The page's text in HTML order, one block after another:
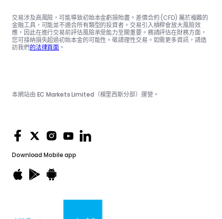
交易涉及高風險，可能導致初始本金虧損殆盡。差價合約 (CFD) 屬於複雜的
金融工具，可能並不適合所有類型的投資者。交易引入槓桿會放大風險效
應，因此在進行交易前評估風險承受能力至關重要。務請評估在財務方面，
您可接納損失超過初始本金的可能性。敬請理性交易。如需更多資訊，請造
訪我們的法律頁面 。
Download Mobile app
本網站由 EC Markets Limited（模里西斯分部）運營。